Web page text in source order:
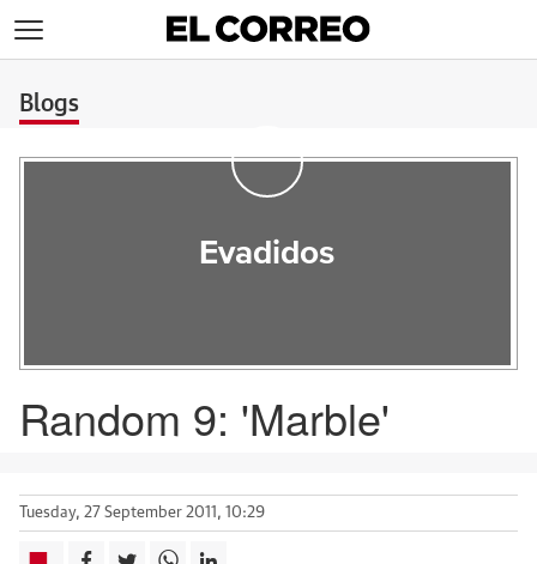
Blogs
Evadidos
Random 9: 'Marble'
Tuesday, 27 September 2011, 10:29